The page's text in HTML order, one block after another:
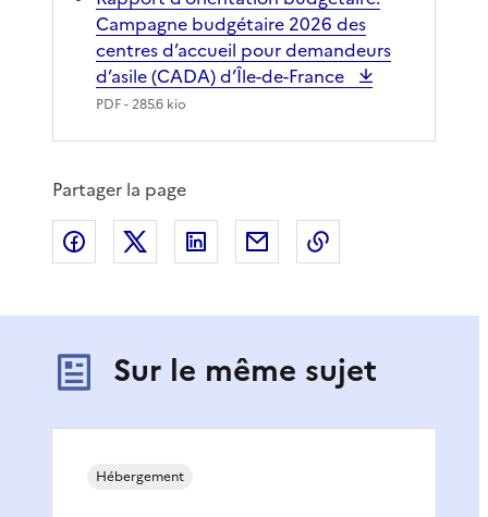
Campagne budgétaire 2026 des
centres d’accueil pour demandeurs
d’asile (CADA) d’Île-de-France
PDF- 285.6 kio
Partager la page
Partager sur Facebook
Partager sur XPartager sur LinkedIn
Partager par email
Sur le même sujet
Hébergement